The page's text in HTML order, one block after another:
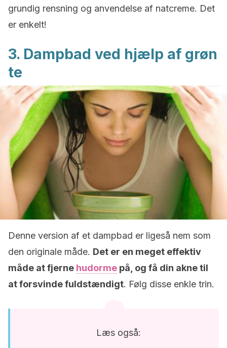
grundig rensning og anvendelse af natcreme. Det
er enkelt!
3. Dampbad ved hjælp af grøn
te
Denne version af et dampbad er ligeså nem som
den originale måde. Det er en meget effektiv
måde at fjerne hudorme på, og få din akne til
at forsvinde fuldstændigt. Følg disse enkle trin.
Læs også: